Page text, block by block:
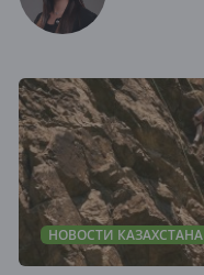
НОВОСТИ КАЗАХСТАНА